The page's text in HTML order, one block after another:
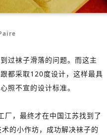
过袜子滑落的问题。而这主
都采取120度设计，这样最具
照不宣的设计标准。
，最终才在中国江苏找到了
的小作坊，成功解决袜子的